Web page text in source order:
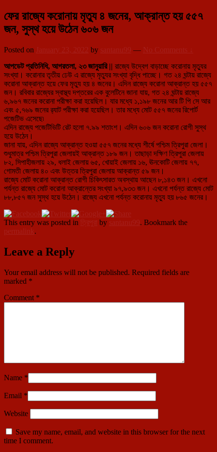
ফের রাজ্যে করোনায় মৃত্যু ৪ জনের, আক্রান্ত হয় ৫৫৭
জন, সুস্থ হয়ে উঠেন ৬০৬ জন
Posted on January 23, 2022 by santanu99 — No Comments ↓
আপডেট প্রতিনিধি, আগরতলা, ২৩ জানুয়ারি || রাজ্যে উদ্বেগ বাড়াচ্ছে করোনায় মৃত্যুর
সংখ্যা। করোনার তৃতীয় ঢেউ এ রাজ্যে মৃত্যুর সংখ্যা বৃদ্ধি পাচ্ছে। গত ২৪ ঘন্টায় রাজ্যে
করোনা আক্রান্ত হয়ে ফের মৃত্যু হয় ৪ জনের। এদিন রাজ্যে করোনা আক্রান্ত হয় ৫৫৭
জন। রবিবার রাজ্যের স্বাস্থ্য দপ্তরের এক বুলেটিনে জানা যায়, গত ২৪ ঘন্টায় রাজ্যে
৬,৯৬৭ জনের করোনা পরীক্ষা করা হয়েছিল। যার মধ্যে ১,১৯৮ জনের আর টি পি সে আর
এবং ৫,৭৬৯ জনের র‍্যাট পরীক্ষা করা হয়েছিল। তার মধ্যে মোট ৫৫৭ জনের রিপোর্ট
পজেটিভ এসেছে৷
এদিন রাজ্যে পজেটিভিটি রেট হলো ৭.৯৯ শতাংশ। এদিন ৬০৬ জন করোনা রোগী সুস্থ
হয়ে উঠেন।
জানা যায়, এদিন রাজ্যে আক্রান্ত হওয়া ৫৫৭ জনের মধ্যে শীর্ষে পশ্চিম ত্রিপুরা জেলা।
শুধুমাত্র পশ্চিম ত্রিপুরা জেলায়ই আক্রান্ত ১৮৯ জন। তাছাড়া দক্ষিণ ত্রিপুরা জেলায়
৮২, সিপাহীজলায় ২৯, ধলাই জেলায় ৬৫, খোয়াই জেলায় ১৬, ঊনকোটি জেলায় ৭৭,
গোমতী জেলায় ৪০ এবং উত্তর ত্রিপুরা জেলায় আক্রান্ত ৫৯ জন।
রাজ্যে মোট করোনা আক্রান্ত রোগী চিকিৎসারত অবস্থায় আছেন ৮,১৪৩ জন। এখনো
পর্যন্ত রাজ্যে মোট করোনা আক্রান্তের সংখ্যা ৯৭,৯৩৩ জন। এখনো পর্যন্ত রাজ্যে মোট
৮৮,৮৫৭ জন সুস্থ হয়ে উঠেন। রাজ্যে এখনো পর্যন্ত করোনায় মৃত্যু হয় ৮৬৫ জনের।
This entry was posted in ত্রিপুরা by santanu99. Bookmark the
permalink.
Leave a Reply
Your email address will not be published. Required fields are
marked *
Comment *
Name *
Email *
Website
Save my name, email, and website in this browser for the next
time I comment.